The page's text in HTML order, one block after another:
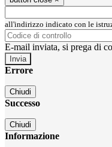
all'indirizzo indicato con le
E-mail inviata, si prega di
Errore
Chiudi
Successo
Chiudi
Informazione